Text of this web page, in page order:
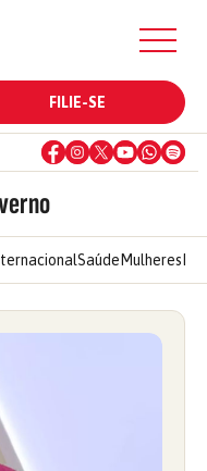
FILIE-SE
Saúde Mulheres